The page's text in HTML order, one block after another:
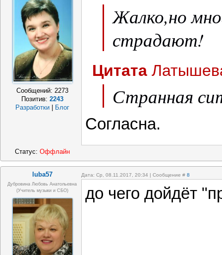
Сообщений: 2273
Позитив: 2243
Разработки | Блог
Жалко,но
страдают!
Цитата
Странная
Согласна.
Статус: Оффлайн
luba57 Дата: Ср, 08.11.2017, 20:34 | Сообщение # 8
Дубровина Любовь Анатольевна
(учитель музыки и СБО)
до чего дойдёт